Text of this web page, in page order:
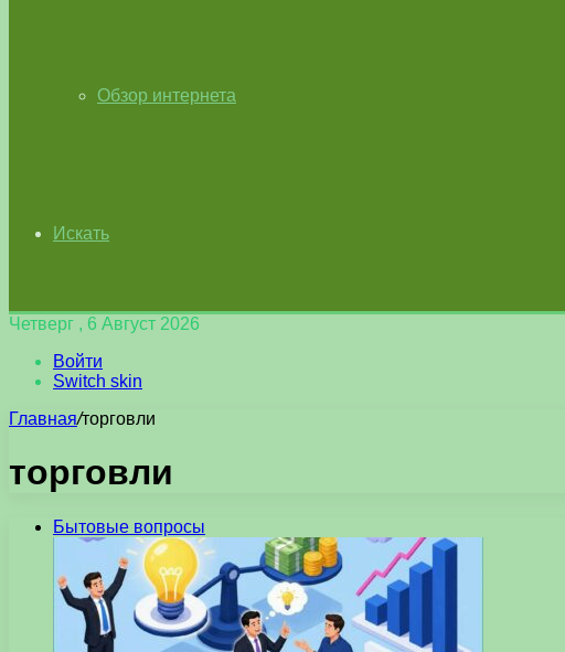
Обзор интернета
Искать
Четверг , 6 Август 2026
Войти
Switch skin
Главная/торговли
торговли
Бытовые вопросы